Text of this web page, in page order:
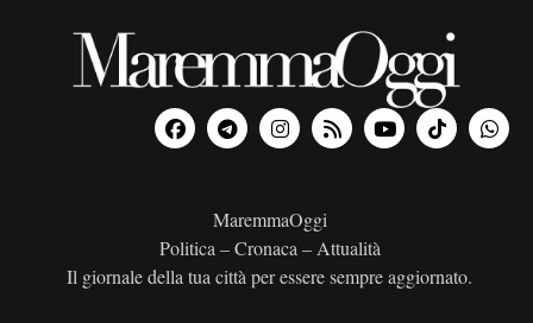
MaremmaOggi
Politica – Cronaca – Attualità
Il giornale della tua città per essere sempre aggiornato.